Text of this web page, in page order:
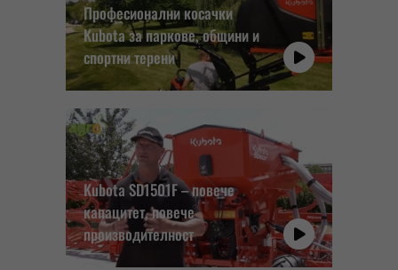
Професионални косачки
Kubota за паркове, общини и
спортни терени
Kubota SD1501F – повече
капацитет, повече
производителност